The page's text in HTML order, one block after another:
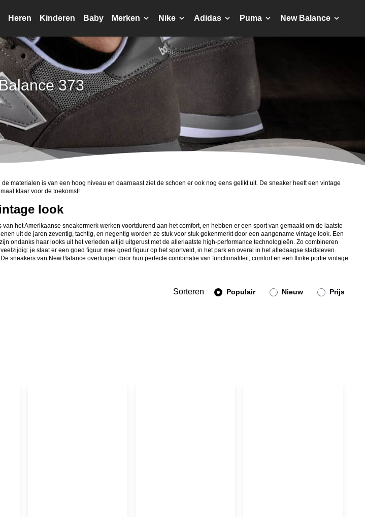
Heren Kinderen Baby Merken Nike Adidas Puma New Balance
373
materialen is van een hoog niveau en daarnaast ziet de schoen er ook nog eens gelikt uit. De sneaker heeft een vintage
klaar voor de toekomst!
look
het Amerikaanse sneakermerk werken voortdurend aan het comfort, en hebben er een sport van gemaakt om de laatste
uit de jaren zeventig, tachtig, en negentig worden ze stuk voor stuk gekenmerkt door een aangename vintage look. Een
ondanks haar looks uit het verleden altijd uitgerust met de allerlaatste high-performance technologieën. Zo combineren
je slaat er een goed figuur mee goed figuur op het sportveld, in het park en overal in het alledaagse stadsleven.
sneakers van New Balance overtuigen door hun perfecte combinatie van functionaliteit, comfort en een flinke portie vintage
Sorteren Populair Nieuw Prijs